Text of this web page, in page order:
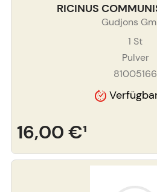
RICINUS
Gudjons
1 St
Pulver
81005166
16,00 €¹